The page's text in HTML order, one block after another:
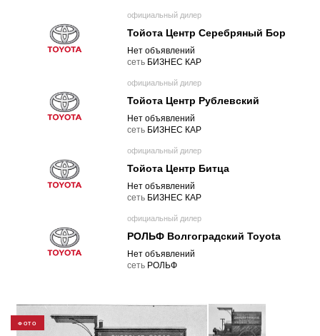
официальный дилер
Тойота Центр Серебряный Бор
Нет объявлений
cеть БИЗНЕС КАР
официальный дилер
Тойота Центр Рублевский
Нет объявлений
cеть БИЗНЕС КАР
официальный дилер
Тойота Центр Битца
Нет объявлений
cеть БИЗНЕС КАР
официальный дилер
РОЛЬФ Волгоградский Toyota
Нет объявлений
cеть РОЛЬФ
ФОТО